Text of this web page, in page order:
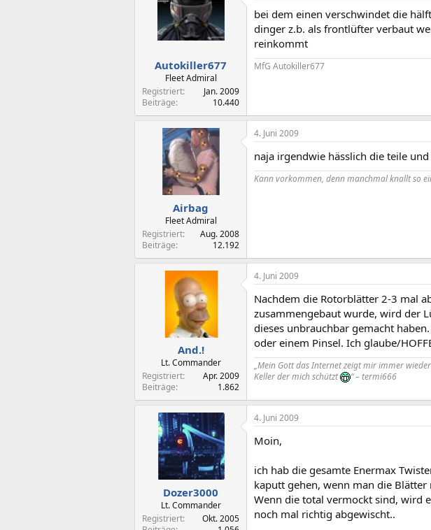
Autokiller677
Fleet Admiral
Registriert
Jan. 2009
Beiträge
10.440
bei dem einen verschwindet die
dinger z.b. als frontlüfter verbaut
reinkommt
MfG Autokiller677
Airbag
Fleet Admiral
Registriert
Aug. 2008
Beiträge
12.192
4. Juni 2009
naja irgendwie hässlich die teile
Kann vorkommen, denn manchmal knallt so
And.!
Lt. Commander
Registriert
Apr. 2009
Beiträge
1.862
4. Juni 2009
Nachdem die Rotorblätter 2-3 mal
zusammengebaut wurde, wird der
dieses unbrauchbar gemacht
oder einem Pinsel. Ich glaube/
„Mein Gott das Internet zeigt mir immer
Keller der mich schützt
“ – termi666
Dozer3000
Lt. Commander
Registriert
Okt. 2005
4. Juni 2009
Moin,
ich hab die gesamte Enermax
kaputt gehen, wenn man die
Wenn die total vermockt sind, wird
noch mal richtig abgewischt..